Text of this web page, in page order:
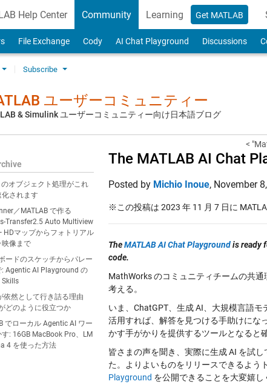
Help Center Community Learning Get MATLAB
File Exchange Cody AI Chat Playground Discussions
Subscribe
ユーザーコミュニティー
& Simulink ユーザーコミュニティー向け日本語ブログ
のオブジェクト処理がこれ
されます
／MATLAB で作る
Transfer2.5 Auto Multiview
HDマップからフォトリアル
映像まで
ードのスケッチからパレー
: Agentic AI Playground の
依然として行き詰る理由
どのように役立つか
でローカル Agentic AI ワー
: 16GB MacBook Pro、LM
4 を使った方法
<
The MATLAB AI Chat
Posted by Michio Inoue, November
※この投稿は 2023 年 11 月 7 日に
TheMATLAB AI Chat Playgroundis ready
code.
MathWorks のコミュニティチームの共
考える。
いま、ChatGPT、生成 AI、大規模言語
活用すれば、解答を見つける手助けにな
かす手がかりを提供するツールとなると
皆さまの声を聞き、実際に生成 AI を試
た。よりよいものをリリースできるよう
Playground を公開できることを大変嬉し